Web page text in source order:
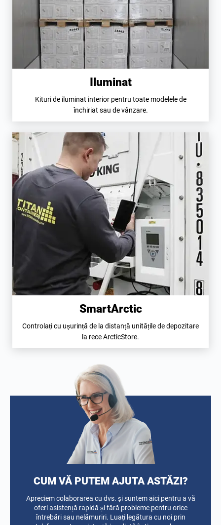
Iluminat
Kituri de iluminat interior pentru toate modelele de
închiriat sau de vânzare.
SmartArctic
Controlați cu ușurință de la distanță unitățile de depozitare
la rece ArcticStore.
CUM VĂ PUTEM AJUTA ASTĂZI?
Apreciem colaborarea cu dvs. și suntem aici pentru a vă
oferi asistență rapidă și fără probleme pentru orice
întrebări sau nelămuriri. Luați legătura cu noi prin